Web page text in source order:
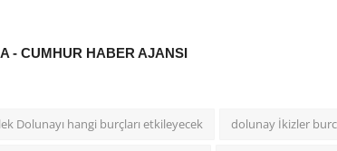
- CUMHUR HABER AJANSI
Dolunayı hangi burçları etkileyecek dolunay İkizler